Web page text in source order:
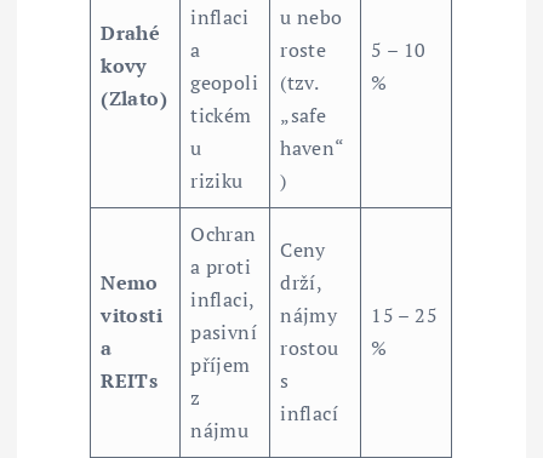
Drahé
kovy
(Zlato)
inflaci
a
geopoli
tickém
u
riziku
u nebo
roste
(tzv.
„safe
haven“
)
5 – 10
%
Nemo
vitosti
a
REITs
Ochran
a proti
inflaci,
pasivní
příjem
z
nájmu
Ceny
drží,
nájmy
rostou
s
inflací
15 – 25
%